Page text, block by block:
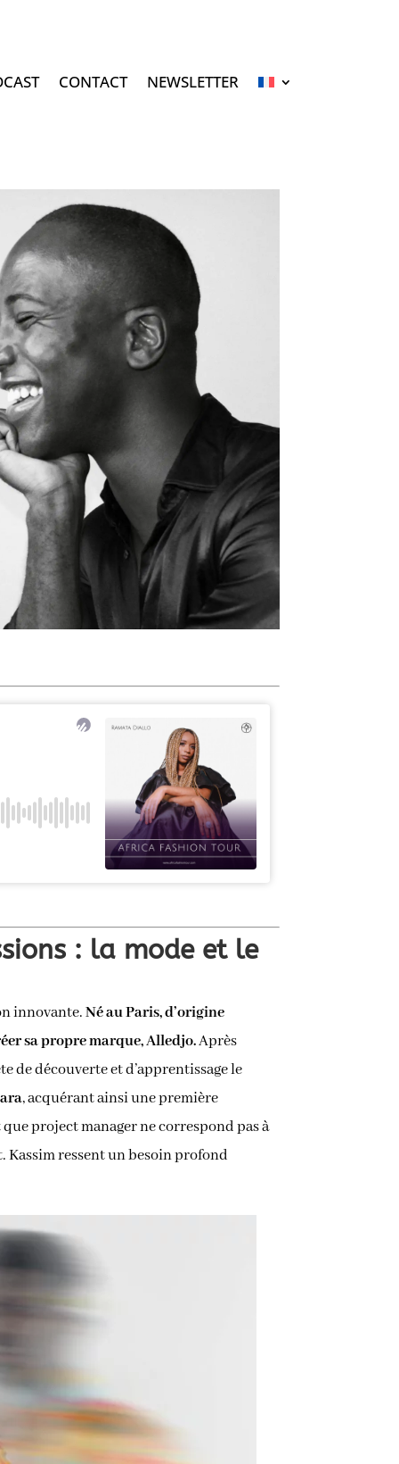
CONTACT NEWSLETTER
: la mode et le
innovante.Né au Paris, d’origine
sa propre marque, Alledjo.Après
de découverte et d’apprentissage le
, acquérant ainsi une première
project manager ne correspond pas à
Kassim ressent un besoin profond